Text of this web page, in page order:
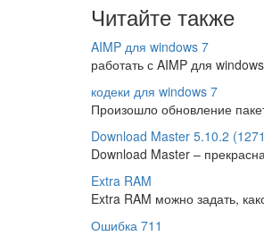
Читайте также
AIMP для windows 7
работать с AIMP для
кодеки для windows 7
Произошло обновление
Download Master 5.10.2
Download Master –
Extra RAM
Extra RAM можно задать,
Ошибка 711